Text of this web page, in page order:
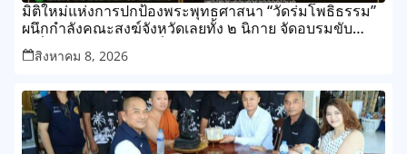
มิติใหม่แห่งการปกป้องพระพุทธศาสนา “วัดร่มโพธิธรรม”
ผนึกกำลังคณะสงฆ์จังหวัดเลยทั้ง ๒ นิกาย จัดอบรมขับ
เคลื่อนการออกโฉนดที่ดินวัด
สิงหาคม 8, 2026